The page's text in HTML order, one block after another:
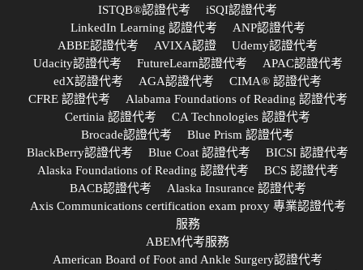
ISTQB®認證代考
iSQI認證代考
LinkedIn Learning 認證代考
ANP認證代考
ABBE認證代考
AVIXA認證
Udemy認證代考
Udacity認證代考
FutureLearn認證代考
APAC認證代考
edX認證代考
AGA認證代考
CIMA® 認證代考
CFRE 認證代考
Alabama Foundations of Reading 認證代考
Certinia 認證代考
CA Technologies 認證代考
Brocade認證代考
Blue Prism 認證代考
BlackBerry認證代考
Blue Coat 認證代考
BICSI 認證代考
Alaska Foundations of Reading 認證代考
BCS 認證代考
BACB認證代考
Alaska Insurance 認證代考
Axis Communications certification exam proxy 專業認證代考
服務
ABEM代考服務
American Board of Foot and Ankle Surgery認證代考